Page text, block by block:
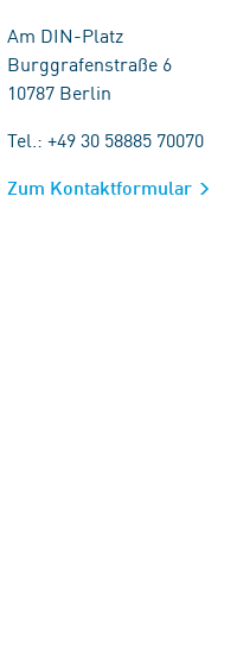
Am DIN-Platz
Burggrafenstraße 6
10787 Berlin
Tel.: +49 30 58885 70070
Zum Kontaktformular